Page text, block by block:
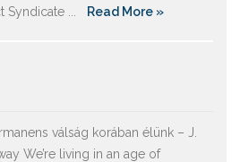
Syndicate ...
Read More »
válság korában élünk – J.
We’re living in an age of